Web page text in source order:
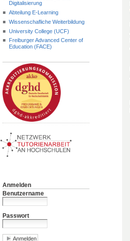
Digitalisierung
Abteilung E-Learning
Wissenschafliche Weiterbildung
University College (UCF)
Freiburger Advanced Center of
Education (FACE)
Anmelden
Benutzername
Passwort